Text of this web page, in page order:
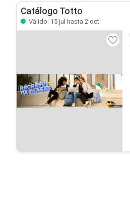
Catálogo Totto
Válido: 15 jul hasta 2 oct